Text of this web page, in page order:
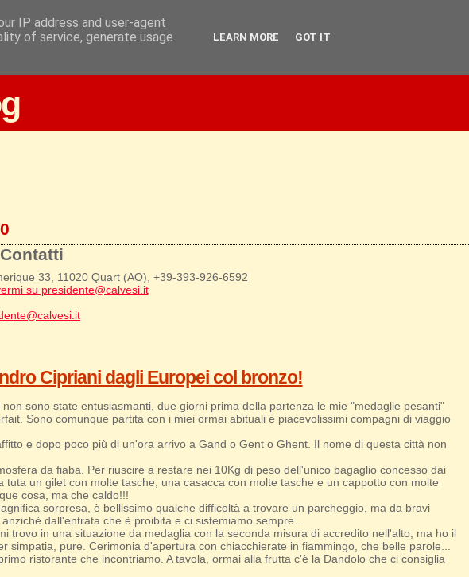
Contatti
33, 11020 Quart (AO), +39-393-926-6592
su presidente@calvesi.it
Cipriani dagli Europei col bronzo!
sono state entusiasmanti, due giorni prima della partenza le mie "medaglie pesanti"
Sono comunque partita con i miei ormai abituali e piacevolissimi compagni di viaggio
e dopo poco più di un'ora arrivo a Gand o Gent o Ghent. Il nome di questa città non
da fiaba. Per riuscire a restare nei 10Kg di peso dell'unico bagaglio concesso dai
un gilet con molte tasche, una casacca con molte tasche e un cappotto con molte
cosa, ma che caldo!!!
sorpresa, è bellissimo qualche difficoltà a trovare un parcheggio, ma da bravi
dall'entrata che è proibita e ci sistemiamo sempre...
trovo in una situazione da medaglia con la seconda misura di accredito nell'alto, ma ho il
simpatia, pure. Cerimonia d'apertura con chiacchierate in fiammingo, che belle parole...
ristorante che incontriamo. A tavola, ormai alla frutta c'è la Dandolo che ci consiglia
IP address and user-agent
of service, generate usage
LEARN MORE GOT IT